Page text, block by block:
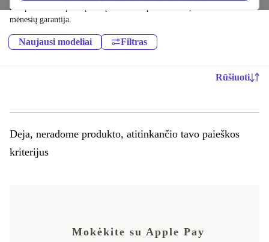
kompiuteriai už puikią kainą. Tvaresnis pasirinkimas, su mažiausiai 12
mėnesių garantija.
Naujausi modeliai Filtras
Rūšiuoti
Deja, neradome produkto, atitinkančio tavo paieškos
kriterijus
Mokėkite su Apple Pay